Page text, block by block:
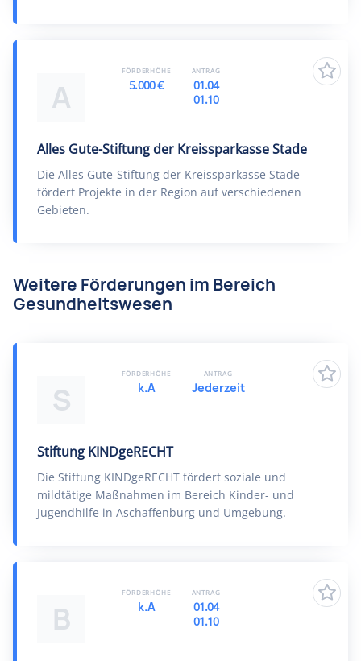
A
Alles Gute-Stiftung der Kreissparkasse Stade
Die Alles Gute-Stiftung der Kreissparkasse Stade
fördert Projekte in der Region auf verschiedenen
Gebieten.
FÖRDERHÖHE
5.000 €
ANTRAG
01.04
01.10
Weitere Förderungen im Bereich
Gesundheitswesen
S
Stiftung KINDgeRECHT
Die Stiftung KINDgeRECHT fördert soziale und
mildtätige Maßnahmen im Bereich Kinder- und
Jugendhilfe in Aschaffenburg und Umgebung.
FÖRDERHÖHE
k.A
ANTRAG
Jederzeit
B
FÖRDERHÖHE
k.A
ANTRAG
01.04
01.10